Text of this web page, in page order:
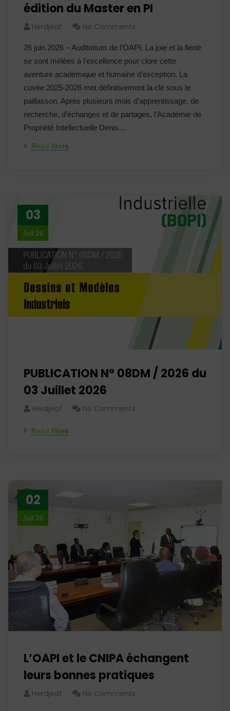
édition du Master en PI
Herdjeaf No Comments
26 juin 2026 – Auditorium de l’OAPI. La joie et la fierté
se sont mêlées à l’excellence pour clore cette
aventure académique et humaine d’exception. La
cuvée 2025-2026 met définitivement la clé sous le
paillasson. Après plusieurs mois d’apprentissage, de
recherche, d’échanges et de partages, l’Académie de
Propriété Intellectuelle Denis…
Read More
03
Juil 26
PUBLICATION N° 08DM / 2026 du
03 Juillet 2026
Herdjeaf No Comments
Read More
02
Juil 26
L’OAPI et le CNIPA échangent
leurs bonnes pratiques
Herdjeaf No Comments